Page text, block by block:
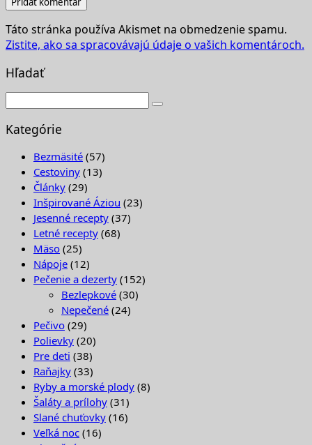
Táto stránka používa Akismet na obmedzenie spamu.
Zistite, ako sa spracovávajú údaje o vašich komentároch.
Hľadať
Kategórie
Bezmäsité (57)
Cestoviny (13)
Články (29)
Inšpirované Áziou (23)
Jesenné recepty (37)
Letné recepty (68)
Mäso (25)
Nápoje (12)
Pečenie a dezerty (152)
Bezlepkové (30)
Nepečené (24)
Pečivo (29)
Polievky (20)
Pre deti (38)
Raňajky (33)
Ryby a morské plody (8)
Šaláty a prílohy (31)
Slané chuťovky (16)
Veľká noc (16)